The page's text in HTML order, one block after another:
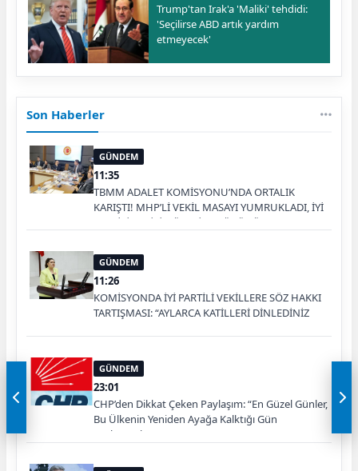
Trump'tan Irak'a 'Maliki' tehdidi:
'Seçilirse ABD artık yardım
etmeyecek'
Son Haberler
GÜNDEM
11:35
TBMM ADALET KOMİSYONU’NDA ORTALIK
KARIŞTI! MHP’Lİ VEKİL MASAYI YUMRUKLADI, İYİ
PARTİLİ VEKİLİN ÜZERİNE YÜRÜDÜ
GÜNDEM
11:26
KOMİSYONDA İYİ PARTİLİ VEKİLLERE SÖZ HAKKI
TARTIŞMASI: “AYLARCA KATİLLERİ DİNLEDİNİZ
GÜNDEM
23:01
CHP’den Dikkat Çeken Paylaşım: “En Güzel Günler,
Bu Ülkenin Yeniden Ayağa Kalktığı Gün
Başlayacak”